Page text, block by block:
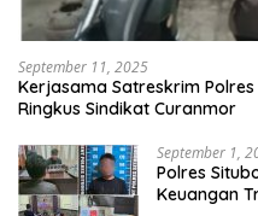
September 11, 2025
Kerjasama Satreskrim
Ringkus Sindikat Curanmor
September 1,
Polres
Keuangan